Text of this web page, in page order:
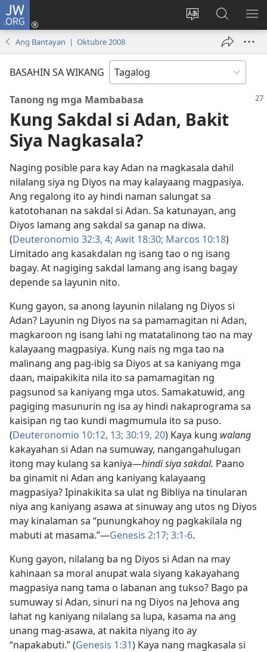
JW.ORG
Baguhin
ng
Mag-
log
bubukas
sa
JW.ORG
Ang Bantayan | Oktubre 2008
BASAHIN SA WIKANG
Tanong ng mga Mambabasa
Kung Sakdal si Adan, Bakit
Siya Nagkasala?
Naging posible para kay Adan na magkasala dahil
nilalang siya ng Diyos na may kalayaang magpasiya.
Ang regalong ito ay hindi naman salungat sa
katotohanan na sakdal si Adan. Sa katunayan, ang
Diyos lamang ang sakdal sa ganap na diwa.
(Deuteronomio 32:3, 4; Awit 18:30; Marcos 10:18)
Limitado ang kasakdalan ng isang tao o ng isang
bagay. At nagiging sakdal lamang ang isang bagay
depende sa layunin nito.
Kung gayon, sa anong layunin nilalang ng Diyos si
Adan? Layunin ng Diyos na sa pamamagitan ni Adan,
magkaroon ng isang lahi ng matatalinong tao na may
kalayaang magpasiya. Kung nais ng mga tao na
malinang ang pag-ibig sa Diyos at sa kaniyang mga
daan, maipakikita nila ito sa pamamagitan ng
pagsunod sa kaniyang mga utos. Samakatuwid, ang
pagiging masunurin ng isa ay hindi nakaprograma sa
kaisipan ng tao kundi magmumula ito sa puso.
(Deuteronomio 10:12, 13; 30:19, 20) Kaya kung walang
kakayahan si Adan na sumuway, nangangahulugan
itong may kulang sa kaniya​—hindi siya sakdal. Paano
ba ginamit ni Adan ang kaniyang kalayaang
magpasiya? Ipinakikita sa ulat ng Bibliya na tinularan
niya ang kaniyang asawa at sinuway ang utos ng Diyos
may kinalaman sa “punungkahoy ng pagkakilala ng
mabuti at masama.”​—Genesis 2:17; 3:1-6.
Kung gayon, nilalang ba ng Diyos si Adan na may
kahinaan sa moral anupat wala siyang kakayahang
magpasiya nang tama o labanan ang tukso? Bago pa
sumuway si Adan, sinuri na ng Diyos na Jehova ang
lahat ng kaniyang nilalang sa lupa, kasama na ang
unang mag-asawa, at nakita niyang ito ay
“napakabuti.” (Genesis 1:31) Kaya nang magkasala si